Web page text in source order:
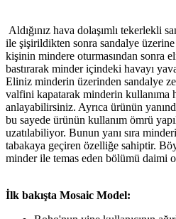
Aldığınız hava dolaşımlı tekerlekli
ile şişirildikten sonra sandalye
kişinin mindere oturmasından sonra
bastırarak minder içindeki havayı
Eliniz minderin üzerinden sandalye
valfini kapatarak minderin kullanıma
anlayabilirsiniz. Ayrıca ürünün
bu sayede ürünün kullanım ömrü
uzatılabiliyor. Bunun yanı sıra
tabakaya geçiren özelliğe sahiptir.
minder ile temas eden bölümü daimi
İlk bakışta Mosaic Model: